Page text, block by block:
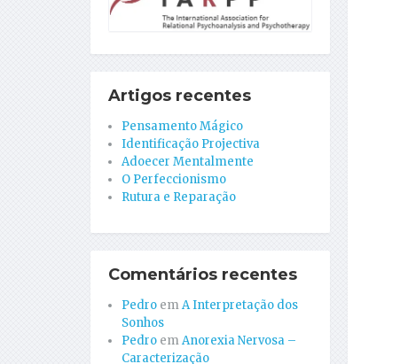
Artigos recentes
Pensamento Mágico
Identificação Projectiva
Adoecer Mentalmente
O Perfeccionismo
Rutura e Reparação
Comentários recentes
Pedro emA Interpretação dos
Sonhos
Pedro emAnorexia Nervosa –
Caracterização